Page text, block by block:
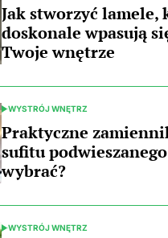
IN
Jak stworzyć lamele,
doskonale wpasują
Twoje wnętrze
POSTED
IN
WYSTRÓJ WNĘTRZ
Praktyczne
sufitu
wybrać?
POSTED
WYSTRÓJ WNĘTRZ